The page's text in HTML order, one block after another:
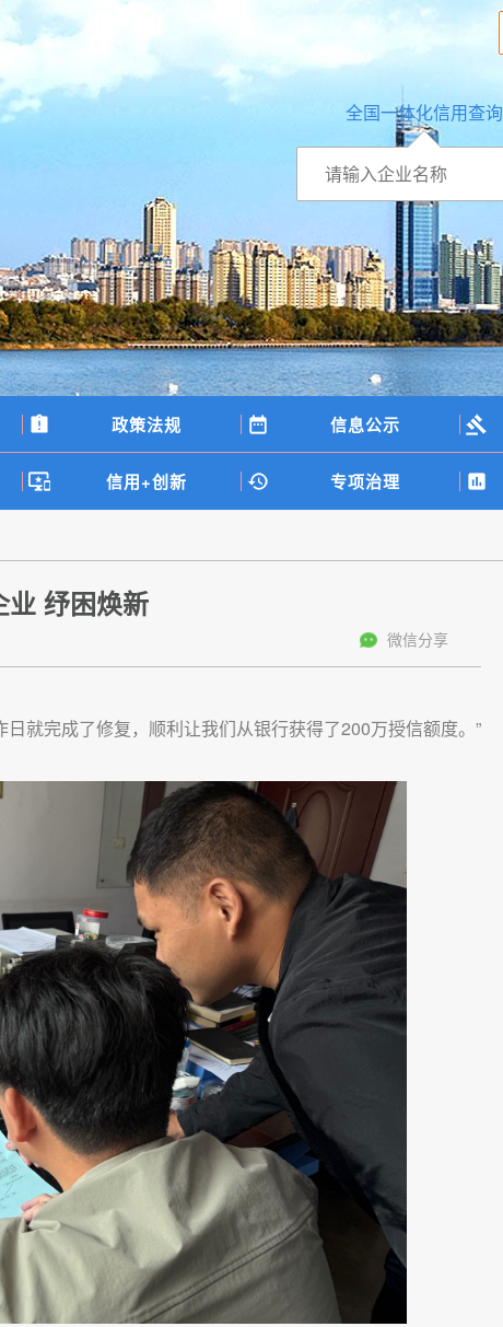
全国一体化信用查询
政策法规 信息公示
信用+创新 专项治理
业 纾困焕新
微信分享
就完成了修复，顺利让我们从银行获得了200万授信额度。”